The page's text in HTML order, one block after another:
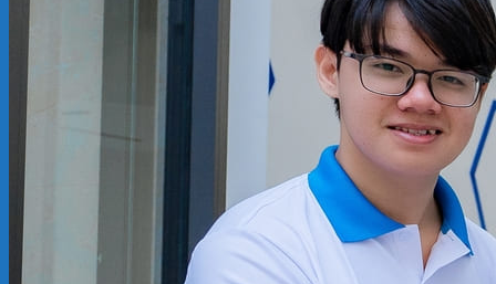
KẾ TOÁN – TÀI CHÍNH
GIỚI THIỆU
CHÍNH SÁCH BẢO MẬT